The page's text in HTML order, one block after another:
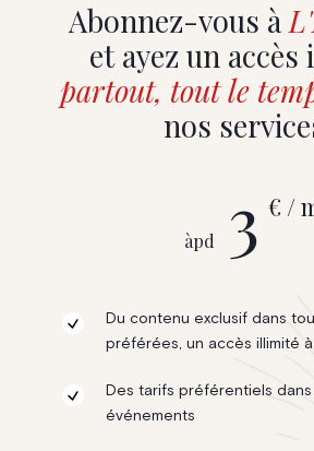
Abonnez-vous à
et ayez un
partout, tout le
nos
àpd 3 € /
Du contenu exclusif dans
préférées, un accès illimité
Des tarifs préférentiels
événements